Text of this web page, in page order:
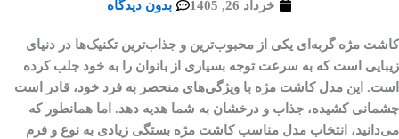
خرداد 26, 1405 بدون دیدگاه
کاشت مژه گربه‌ای یکی از محبوب‌ترین و جذاب‌ترین تکنیک‌ها در دنیای
زیبایی است که به سرعت توجه بسیاری از بانوان را به خود جلب کرده
است. این مدل کاشت مژه با ویژگی‌های منحصر به فرد خود، قادر است
چشمانی کشیده، جذاب و درخشان به شما هدیه دهد. اما همانطور که
می‌دانید، انتخاب مدل مناسب کاشت مژه بستگی زیادی به نوع و فرم